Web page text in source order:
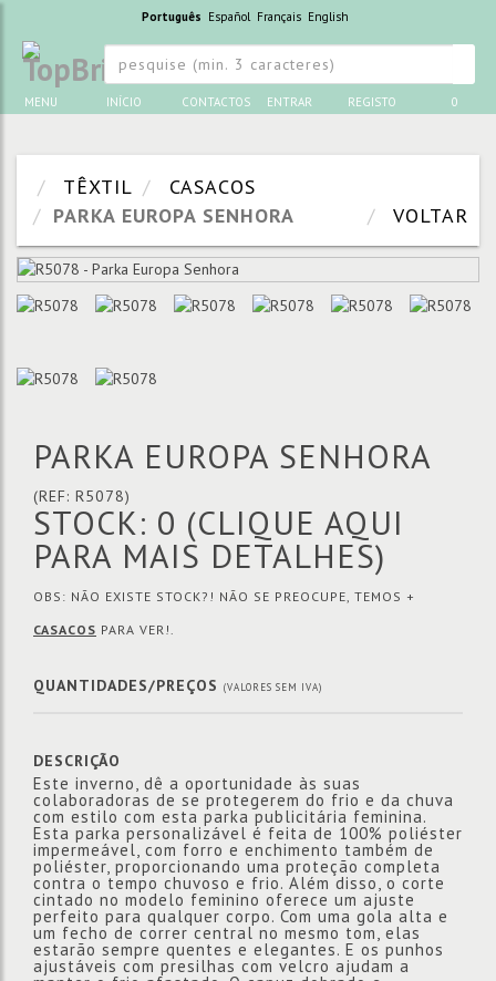
Português Español Français English
MENU INÍCIO CONTACTOS ENTRAR REGISTO 0
TÊXTIL
CASACOS
PARKA EUROPA SENHORA
VOLTAR
PARKA EUROPA SENHORA
(REF: R5078)
STOCK: 0 (CLIQUE AQUI
PARA MAIS DETALHES)
OBS: NÃO EXISTE STOCK?! NÃO SE PREOCUPE, TEMOS +
CASACOS PARA VER!.
QUANTIDADES/PREÇOS (VALORES SEM IVA)
DESCRIÇÃO
Este inverno, dê a oportunidade às suas
colaboradoras de se protegerem do frio e da chuva
com estilo com esta parka publicitária feminina.
Esta parka personalizável é feita de 100% poliéster
impermeável, com forro e enchimento também de
poliéster, proporcionando uma proteção completa
contra o tempo chuvoso e frio. Além disso, o corte
cintado no modelo feminino oferece um ajuste
perfeito para qualquer corpo. Com uma gola alta e
um fecho de correr central no mesmo tom, elas
estarão sempre quentes e elegantes. E os punhos
ajustáveis com presilhas com velcro ajudam a